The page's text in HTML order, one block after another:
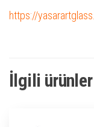
https://
İlgili ürünler